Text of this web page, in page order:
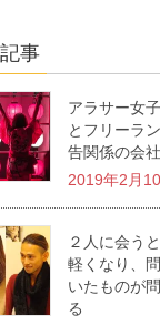
事
アラサー女
とフリーラ
告関係の会
2019年2月
２人に会う
軽くなり、
いたものが
る